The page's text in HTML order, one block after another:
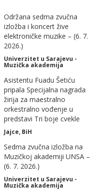
Održana sedma zvučna
izložba i koncert žive
elektroničke muzike – (6. 7.
2026.)
Univerzitet u Sarajevu -
Muzička akademija
Asistentu Fuadu Šetiću
pripala Specijalna nagrada
žirija za maestralno
orkestralno vođenje u
predstavi Tri boje cvekle
Jajce, BiH
Sedma zvučna izložba na
Muzičkoj akademiji UNSA –
(6. 7. 2026.)
Univerzitet u Sarajevu -
Muzička akademija